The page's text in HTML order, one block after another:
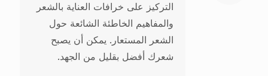
التركيز على خرافات العناية بالشعر
والمفاهيم الخاطئة الشائعة حول
الشعر المستعار. يمكن أن يصبح
شعرك أفضل بقليل من الجهد.